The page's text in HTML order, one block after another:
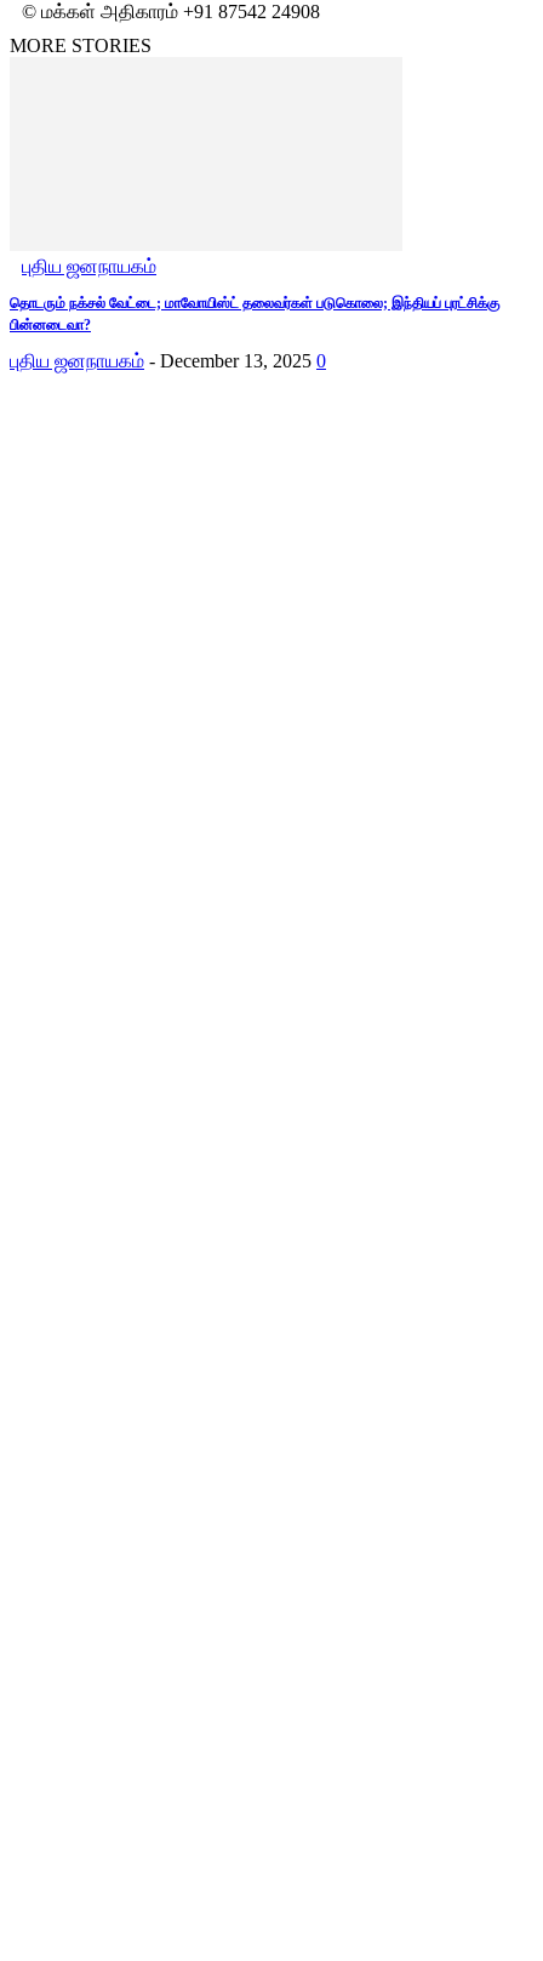
© மக்கள் அதிகாரம் +91 87542 24908
MORE STORIES
புதிய ஜனநாயகம்
தொடரும் நக்சல் வேட்டை; மாவோயிஸ்ட் தலைவர்கள் படுகொலை; இந்தியப் புரட்சிக்கு
பின்னடைவா?
புதிய ஜனநாயகம் - December 13, 2025 0